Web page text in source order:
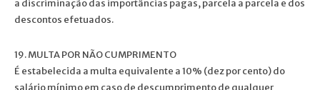
a discriminação das importâncias pagas, parcela a parcela e dos
descontos efetuados.
19. MULTA POR NÃO CUMPRIMENTO
É estabelecida a multa equivalente a 10% (dez por cento) do
salário mínimo em caso de descumprimento de qualquer